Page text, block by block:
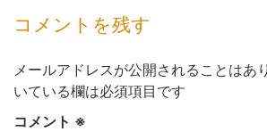
コメントを残す
メールアドレスが公開されることはあ
いている欄は必須項目です
コメント ※